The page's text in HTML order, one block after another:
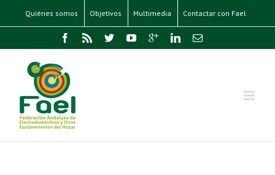
Quiénes somos Objetivos Multimedia Contactar con Fael